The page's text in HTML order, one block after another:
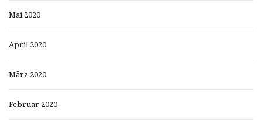
Mai 2020
April 2020
März 2020
Februar 2020